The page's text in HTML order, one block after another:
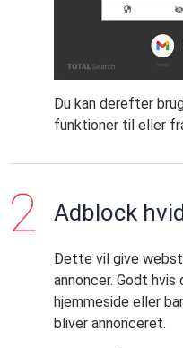
Du kan derefter
funktioner til eller
Adblock
Dette vil give
annoncer. Godt
hjemmeside eller
bliver annonceret.